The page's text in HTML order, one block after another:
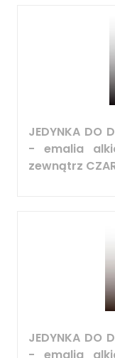
JEDYNKA DO
- emalia
zewnątrz
JEDYNKA DO
- emalia